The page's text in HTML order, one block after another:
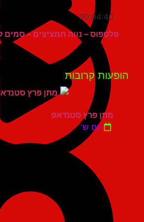
00:04:40
פלטפוס – נווה חמציצים – סמים קשים
קרובות
מתן פרץ סטנדאפ
יום ש'